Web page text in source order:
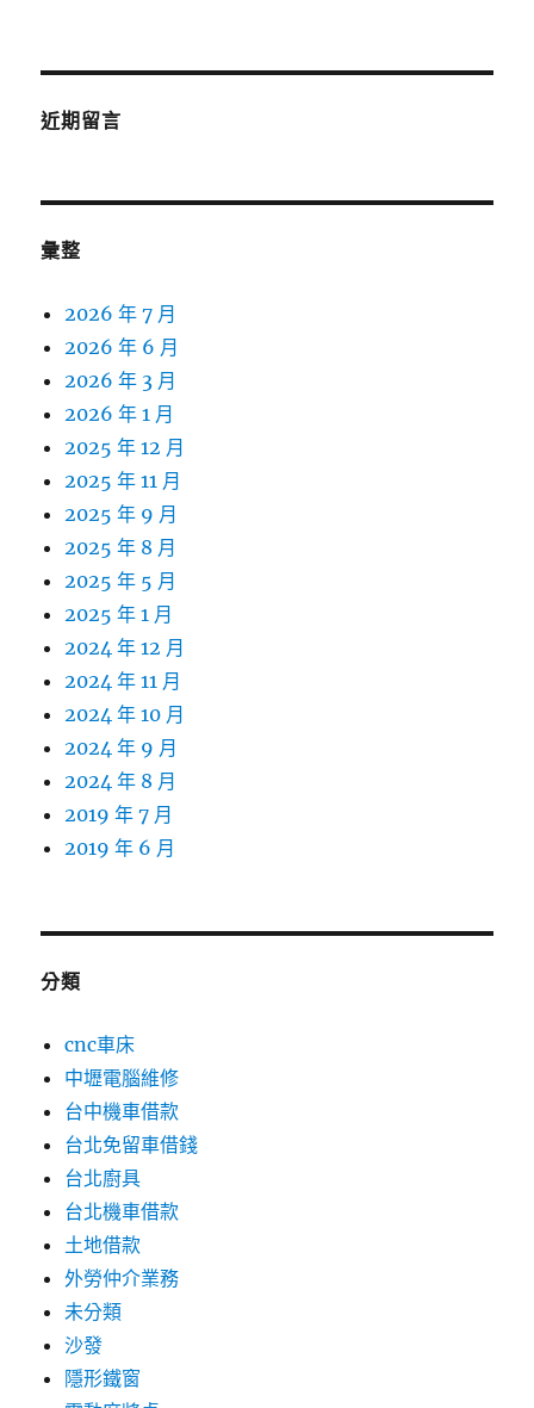
近期留言
彙整
2026 年 7 月
2026 年 6 月
2026 年 3 月
2026 年 1 月
2025 年 12 月
2025 年 11 月
2025 年 9 月
2025 年 8 月
2025 年 5 月
2025 年 1 月
2024 年 12 月
2024 年 11 月
2024 年 10 月
2024 年 9 月
2024 年 8 月
2019 年 7 月
2019 年 6 月
分類
cnc車床
中壢電腦維修
台中機車借款
台北免留車借錢
台北廚具
台北機車借款
土地借款
外勞仲介業務
未分類
沙發
隱形鐵窗